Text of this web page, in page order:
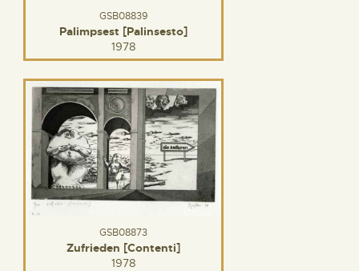
GSB08839
Palimpsest [Palinsesto]
1978
GSB08873
Zufrieden [Contenti]
1978